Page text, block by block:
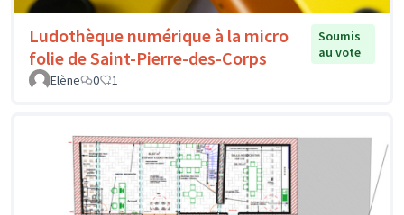
Ludothèque numérique à la micro
folie de Saint-Pierre-des-Corps
Soumis
au vote
Elène
0 1